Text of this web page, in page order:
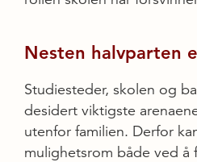
Nesten halvparten
Studiesteder, skolen og
desidert viktigste
utenfor familien. Derfor
mulighetsrom både ved